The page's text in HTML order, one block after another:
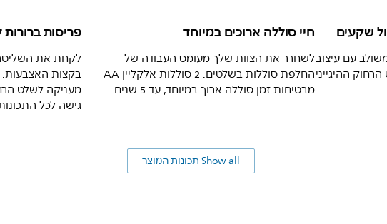
שקעים
עם עיצוב
ההיגייני
חיי סוללה ארוכים במיוחד
לשחרר את הצוות שלך מעומס העבודה של
החלפת סוללות בשלטים. 2 סוללות אלקליין AA
מבטיחות זמן סוללה ארוך במיוחד, עד 5 שנים.
פריסות
לקחת את
בקצות
מעניקה לשלט
גישה לכל
Show all תכונות המוצר